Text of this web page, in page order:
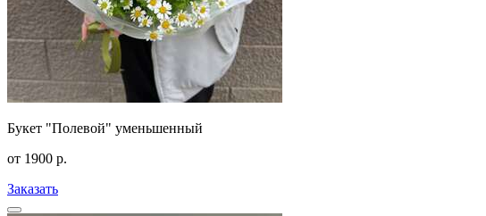
Букет "Полевой" уменьшенный
от 1900 р.
Заказать